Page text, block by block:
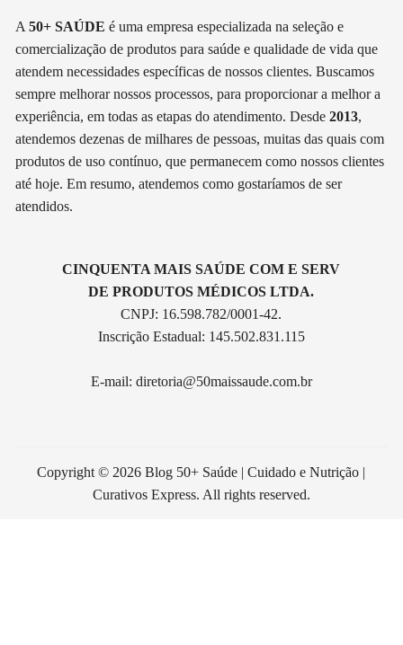
A50+ SAÚDE é uma empresa especializada na seleção e
comercialização de produtos para saúde e qualidade de vida que
atendem necessidades específicas de nossos clientes. Buscamos
sempre melhorar nossos processos, para proporcionar a melhor a
experiência, em todas as etapas do atendimento. Desde2013,
atendemos dezenas de milhares de pessoas, muitas das quais com
produtos de uso contínuo, que permanecem como nossos clientes
até hoje. Em resumo, atendemos como gostaríamos de ser
atendidos.
CINQUENTA MAIS SAÚDE COM E SERV
DE PRODUTOS MÉDICOS LTDA.
CNPJ: 16.598.782/0001-42.
Inscrição Estadual: 145.502.831.115
E-mail: diretoria@50maissaude.com.br
Copyright © 2026 Blog 50+ Saúde | Cuidado e Nutrição |
Curativos Express. All rights reserved.